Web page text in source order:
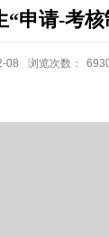
请-考核
08 浏览次数：